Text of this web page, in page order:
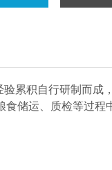
累积自行研制而成
储运、质检等过程